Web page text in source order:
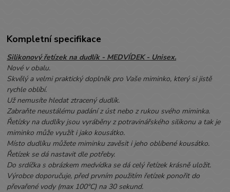
Kompletní specifikace
Silikonový řetízek na dudlík - MEDVÍDEK - Unisex.
Nové v obalu.
Skvělý a velmi praktický doplněk pro Vaše miminko, který si jistě
rychle oblíbí.
Už nemusíte hledat ztracený dudlík.
Zabraňte neustálému padání z úst nebo z rukou svého miminka.
Řetízky na dudlíky jsou vyráběny z potravinářského silikonu a tak je
miminko může využít i jako kousátko.
Místo dudlíku můžete miminku zavěsit i jeho oblíbené kousátko.
Řetízek se dá nastavit dle potřeby.
Do srdíčka s obrázkem medvídka se dá celý řetízek krásně uložit.
Výrobce doporučuje, před prvním použitím řetízek ponořit do
převařené vody (max 100°C) na 30 sekund.